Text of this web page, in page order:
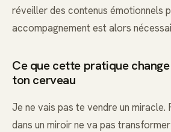
réveiller des contenus émotionnels
accompagnement est alors
Ce que cette pratique
ton cerveau
Je ne vais pas te vendre un
dans un miroir ne va pas